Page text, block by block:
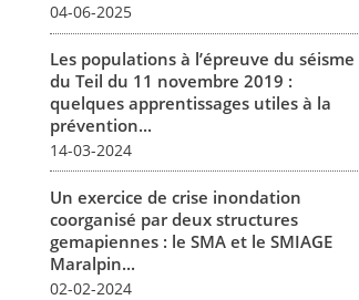
04-06-2025
Les populations à l’épreuve du séisme
du Teil du 11 novembre 2019 :
quelques apprentissages utiles à la
prévention...
14-03-2024
Un exercice de crise inondation
coorganisé par deux structures
gemapiennes : le SMA et le SMIAGE
Maralpin...
02-02-2024